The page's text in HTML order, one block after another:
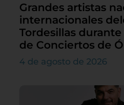
Grandes artistas
internacionales
Tordesillas durante
de Conciertos de
4 de agosto de 2026